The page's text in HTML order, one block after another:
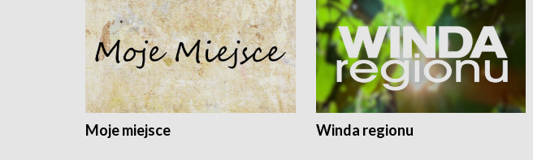
Moje miejsce Winda regionu